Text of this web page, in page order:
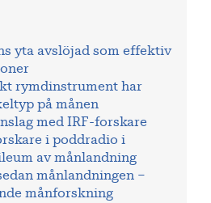
yta avslöjad som effektiv
rymdinstrument har
på månen
med IRF-forskare
i poddradio i
av månlandning
månlandningen –
månforskning